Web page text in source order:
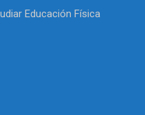
Educación Física